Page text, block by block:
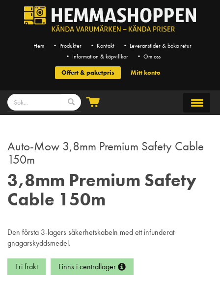
Hem • Produkter • Kontakt
• Leveranstider & boka retur
• Information & köpvillkor
• Om oss
Offert & paketpris Mitt konto
Auto-Mow 3,8mm Premium Safety Cable
150m
3,8mm Premium Safety
Cable 150m
Den första 3-lagers säkerhetskabeln med ett infunderat
gnagarskyddsmedel.
Fri frakt Finns i centrallager